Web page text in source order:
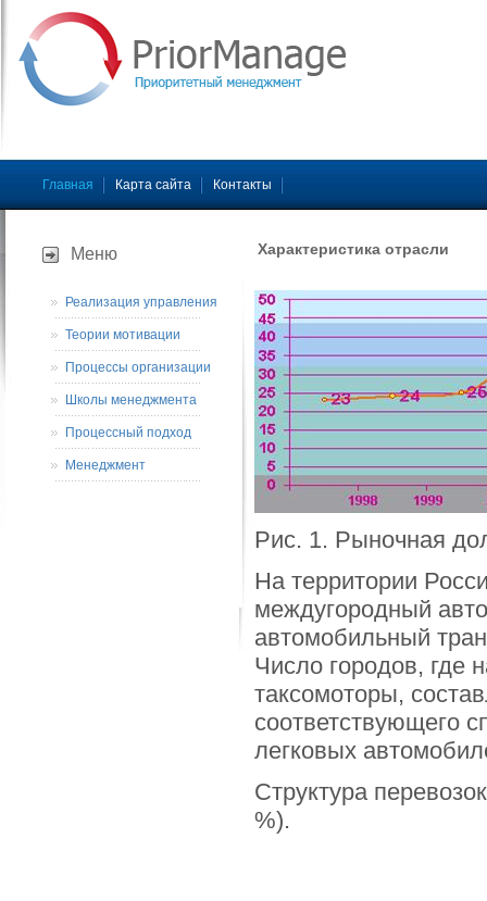
Главная Карта сайта Контакты
Характеристика отрасли
Рис. 1. Рыночная
На территории
междугородный
автомобильный
Число городов, где
таксомоторы,
соответствующего
легковых
Структура
%).
Меню
Реализация управления
Теории мотивации
Процессы организации
Школы менеджмента
Процессный подход
Менеджмент